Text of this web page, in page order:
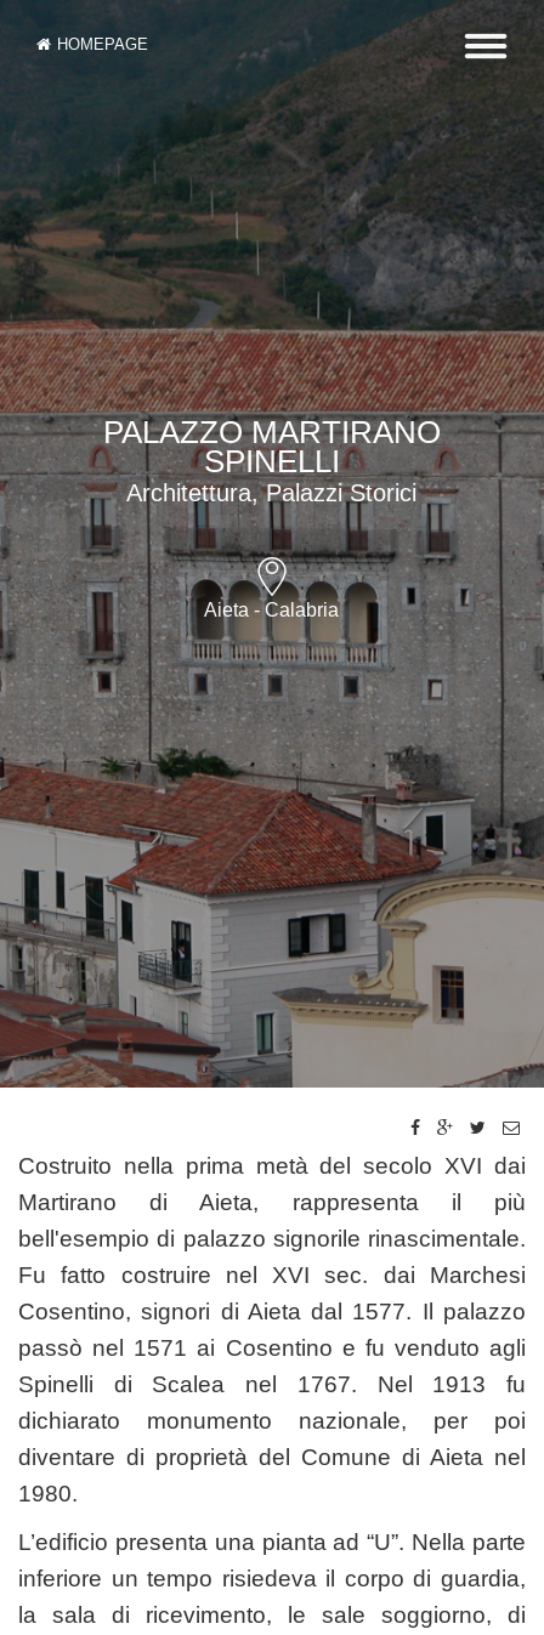
HOMEPAGE
PALAZZO MARTIRANO
SPINELLI
Architettura, Palazzi Storici
Aieta - Calabria
Costruito nella prima metà del secolo XVI dai
Martirano di Aieta, rappresenta il più
bell'esempio di palazzo signorile rinascimentale.
Fu fatto costruire nel XVI sec. dai Marchesi
Cosentino, signori di Aieta dal 1577. Il palazzo
passò nel 1571 ai Cosentino e fu venduto agli
Spinelli di Scalea nel 1767. Nel 1913 fu
dichiarato monumento nazionale, per poi
diventare di proprietà del Comune di Aieta nel
1980.
L’edificio presenta una pianta ad “U”. Nella parte
inferiore un tempo risiedeva il corpo di guardia,
la sala di ricevimento, le sale soggiorno, di